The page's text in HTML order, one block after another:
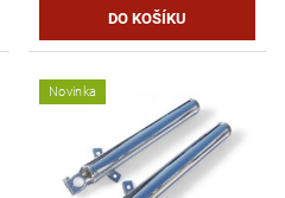
Novinka